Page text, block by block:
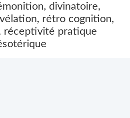
divinatoire,
rétro cognition,
réceptivité pratique